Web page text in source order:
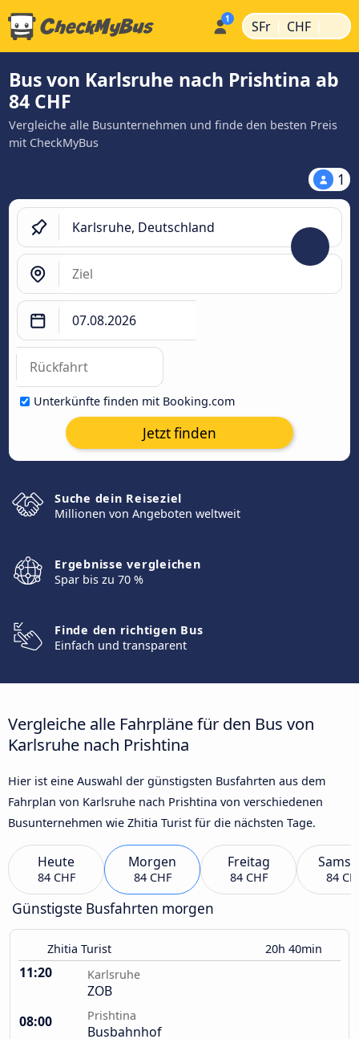
SFr | CHF |
Bus von Karlsruhe nach Prishtina ab
84 CHF
Vergleiche alle Busunternehmen und finde den besten Preis
mit CheckMyBus
1
Unterkünfte finden mit Booking.com
Jetzt finden
Suche dein Reiseziel
Millionen von Angeboten weltweit
Ergebnisse vergleichen
Spar bis zu 70 %
Finde den richtigen Bus
Einfach und transparent
Vergleiche alle Fahrpläne für den Bus von
Karlsruhe nach Prishtina
Hier ist eine Auswahl der günstigsten Busfahrten aus dem
Fahrplan von Karlsruhe nach Prishtina von verschiedenen
Busunternehmen wie Zhitia Turist für die nächsten Tage.
Heute
84 CHF
Morgen
84 CHF
Freitag
84 CHF 84
Günstigste Busfahrten morgen
Zhitia Turist 20h 40min
11:20 Karlsruhe
ZOB
08:00
Prishtina
Busbahnhof